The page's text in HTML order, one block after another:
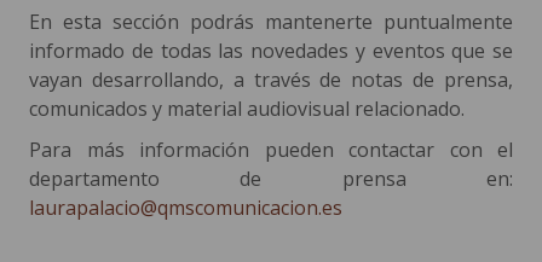
En esta sección podrás mantenerte puntualmente
informado de todas las novedades y eventos que se
vayan desarrollando, a través de notas de prensa,
comunicados y material audiovisual relacionado.
Para más información pueden contactar con el
departamento de prensa en:
laurapalacio@qmscomunicacion.es